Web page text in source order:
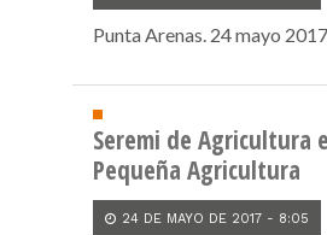
Punta Arenas. 24 mayo
Seremi de Agricultura
Pequeña Agricultura
24 DE MAYO DE 2017 - 8:05